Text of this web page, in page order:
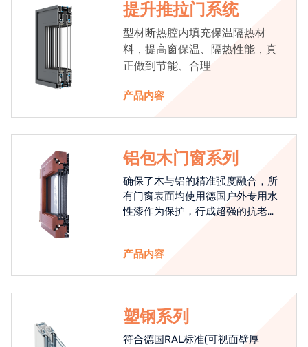
提升推拉门系统
型材断热腔内填充保温隔热材
料，提高窗保温、隔热性能，真
正做到节能、合理
产品内容
铝包木门窗系列
确保了木与铝的精准强度融合，所
有门窗表面均使用德国户外专用水
性漆作为保护，行成超强的抗老化
产品内容
塑钢系列
符合德国RAL标准(可视面壁厚